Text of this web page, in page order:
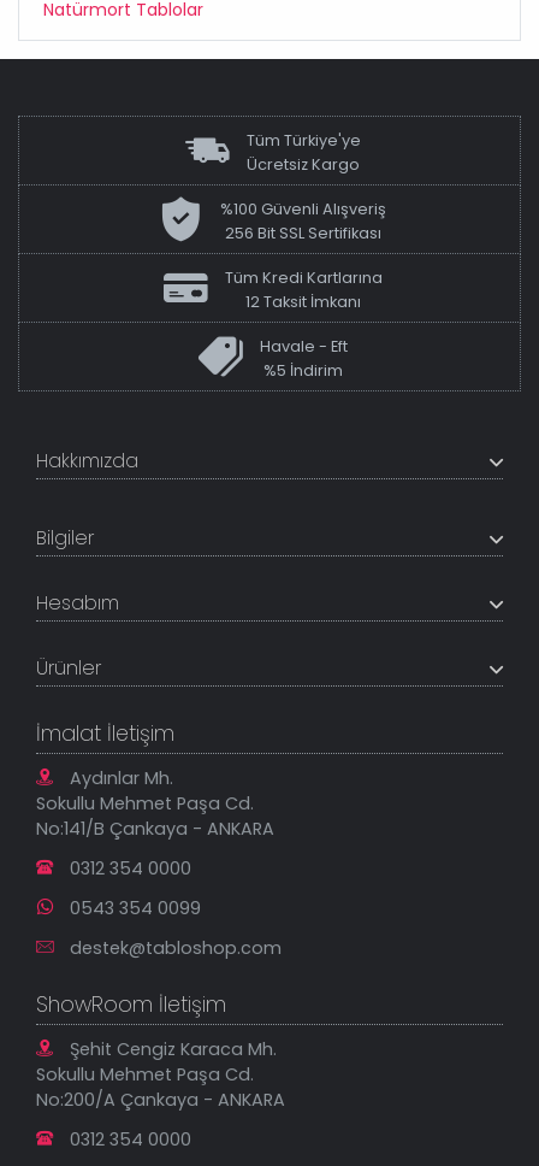
Natürmort Tablolar
Tüm Türkiye'ye
Ücretsiz Kargo
%100 Güvenli Alışveriş
256 Bit SSL Sertifikası
Tüm Kredi Kartlarına
12 Taksit İmkanı
Havale - Eft
%5 İndirim
Hakkımızda
TabloShop, müşteri memnuniyetini en üst seviyede
tutmaya çalışır. Uzman kadrosu ile profesyonel işçilikle
Bilgiler
İletişim Bilgileri
Banka Hesapları
Sık Sorulan Sorular
Hesabım
Tüm Siparişlerim
Geçerli İade Koşulları
Mesafeli Satış Sözleşmesi
Gizlilik Güvenlik Politikası
Ürünler
Tablonu Sen Tasarla
Tablo Saatler
Yeni Eklenenler
En Çok Satılanlar
İndirimli Tablolar
İmalat İletişim
Aydınlar Mh.
Sokullu Mehmet Paşa Cd.
No:141/B Çankaya - ANKARA
0312 354 0000
0543 354 0099
destek@tabloshop.com
ShowRoom İletişim
Şehit Cengiz Karaca Mh.
Sokullu Mehmet Paşa Cd.
No:200/A Çankaya - ANKARA
0312 354 0000